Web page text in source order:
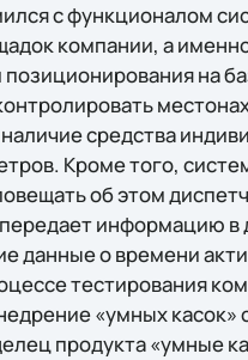
с функционалом
компании, а
на
средства
Кроме того,
об этом
информацию
данные о времени
тестирования
«умных касок»
продукта «умные